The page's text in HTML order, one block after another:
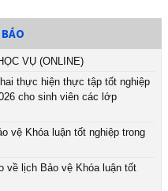
VỤ (ONLINE)
thực hiện thực tập tốt nghiệp
cho sinh viên các lớp
vệ Khóa luận tốt nghiệp trong
về lịch Bảo vệ Khóa luận tốt